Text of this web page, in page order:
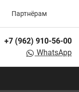
Партнёрам
+7 (962) 910-56-00
WhatsApp